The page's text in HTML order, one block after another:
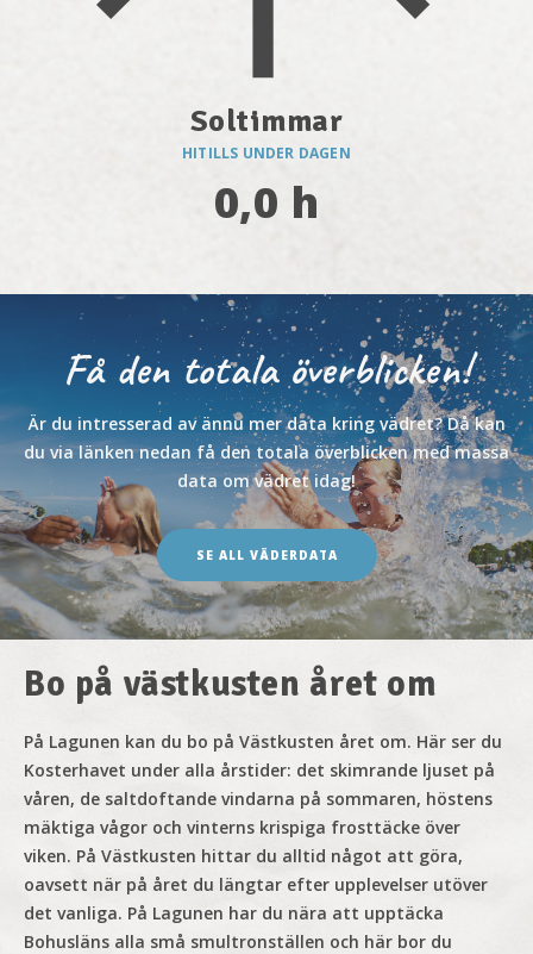
Soltimmar
HITILLS UNDER DAGEN
0,0 h
Få den totala överblicken!
Är du intresserad av ännu mer data kring vädret? Då kan
du via länken nedan få den totala överblicken med massa
data om vädret idag!
SE ALL VÄDERDATA
Bo på västkusten året om
På Lagunen kan du bo på Västkusten året om. Här ser du
Kosterhavet under alla årstider: det skimrande ljuset på
våren, de saltdoftande vindarna på sommaren, höstens
mäktiga vågor och vinterns krispiga frosttäcke över
viken. På Västkusten hittar du alltid något att göra,
oavsett när på året du längtar efter upplevelser utöver
det vanliga. På Lagunen har du nära att upptäcka
Bohusläns alla små smultronställen och här bor du